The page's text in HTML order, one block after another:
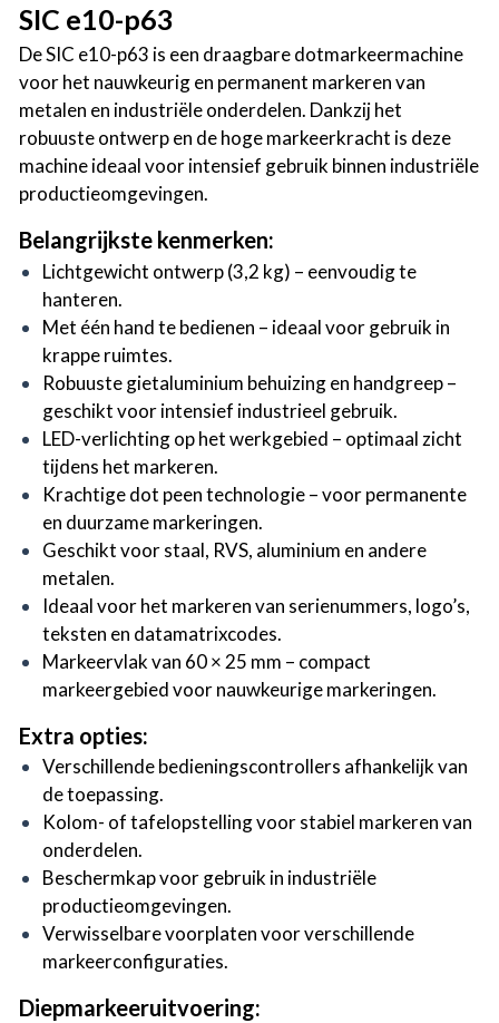
SIC e10-p63
De SIC e10-p63 is een draagbare dotmarkeermachine
voor het nauwkeurig en permanent markeren van
metalen en industriële onderdelen. Dankzij het
robuuste ontwerp en de hoge markeerkracht is deze
machine ideaal voor intensief gebruik binnen industriële
productieomgevingen.
Belangrijkste kenmerken:
Lichtgewicht ontwerp (3,2 kg) – eenvoudig te
hanteren.
Met één hand te bedienen – ideaal voor gebruik in
krappe ruimtes.
Robuuste gietaluminium behuizing en handgreep –
geschikt voor intensief industrieel gebruik.
LED-verlichting op het werkgebied – optimaal zicht
tijdens het markeren.
Krachtige dot peen technologie – voor permanente
en duurzame markeringen.
Geschikt voor staal, RVS, aluminium en andere
metalen.
Ideaal voor het markeren van serienummers, logo’s,
teksten en datamatrixcodes.
Markeervlak van 60 × 25 mm – compact
markeergebied voor nauwkeurige markeringen.
Extra opties:
Verschillende bedieningscontrollers afhankelijk van
de toepassing.
Kolom- of tafelopstelling voor stabiel markeren van
onderdelen.
Beschermkap voor gebruik in industriële
productieomgevingen.
Verwisselbare voorplaten voor verschillende
markeerconfiguraties.
Diepmarkeeruitvoering: